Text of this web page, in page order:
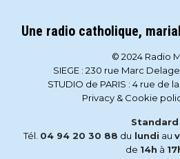
Une radio catholique,
© 2024 Radio
SIEGE : 230 rue Marc
STUDIO de PARIS : 4 rue de
Privacy & Cookie
Standard
Tél. 04 94 20 30 88 du lundi au
de 14h à